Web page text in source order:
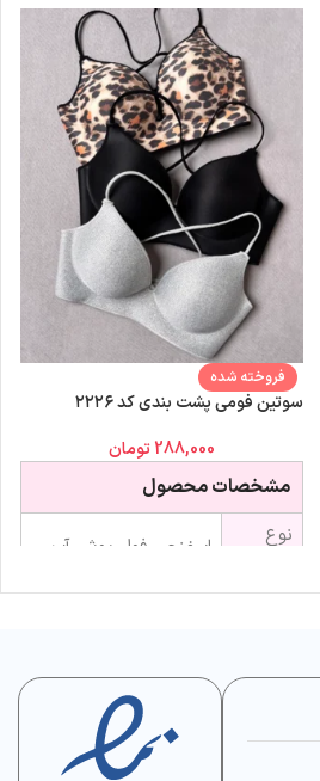
فروخته شده
سوتین فومی پشت بندی کد ۲۲۲۶
288,000تومان
مشخصات محصول
نوع
اسفنجی فول پوش آپ
پشت
بند ثابت
قواره کوچک است؛ یک